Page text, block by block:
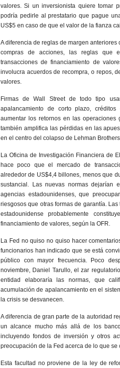
valores. Si un inversionista quiere tomar
podría pedirle al prestatario que pague
US$5 en caso de que el valor de la fianza
A diferencia de reglas de margen
compras de acciones, las reglas que
transacciones de financiamiento de
involucra acuerdos de recompra, o repos,
valores.
Firmas de Wall Street de todo tipo
apalancamiento de corto plazo,
aumentar los retornos en las operaciones
también amplifica las pérdidas en las
en el centro del colapso de Lehman
La Oficina de Investigación Financiera de
hace poco que el mercado de
alrededor de US$4,4 billones, menos que
sustancial. Las nuevas normas dejarían
agencias estadounidenses, que
riesgosos que otras formas de garantía.
estadounidense probablemente
financiamiento de valores, según la OFR.
La Fed no quiso no quiso hacer
funcionarios han indicado que se está
público con mayor frecuencia. Poco
noviembre, Daniel Tarullo, el zar
entidad elaboraría las normas, que
acumulación de apalancamiento en el
la crisis se desvanecen.
A diferencia de gran parte de la autoridad
un alcance mucho más allá de los
incluyendo fondos de inversión y otros
preocupación de la Fed acerca de lo que
Esta facultad no proviene de la ley de